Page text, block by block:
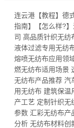
连云港【教程】德
指南】【怎么样?
司 高品质针织无纺
液体过滤专用无纺
熔喷无纺布应用领
燃无纺布适用场景
无纺布产品推荐 汽
用无纺布 建筑保温
产工艺 定制针织无
参数 汇彩无纺布产
分析 无纺布材料创